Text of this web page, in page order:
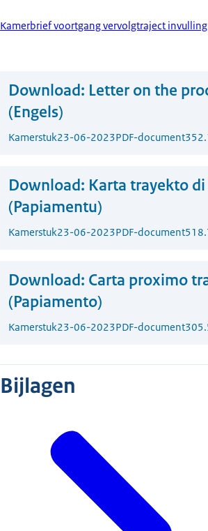
Kamerbrief voortgang vervolgtraject
Download: Letter on the
(Engels)
Kamerstuk23-06-2023PDF-document
Download: Karta trayekto
(Papiamentu)
Kamerstuk23-06-2023PDF-document
Download: Carta proximo
(Papiamento)
Kamerstuk23-06-2023PDF-document
Bijlagen